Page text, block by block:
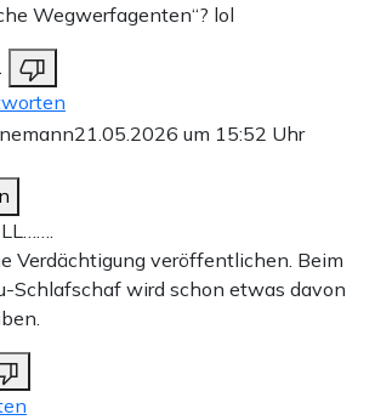
Wegwerfagenten“? lol
21.05.2026 um 15:52 Uhr
Verdächtigung veröffentlichen. Beim
Schlafschaf wird schon etwas davon